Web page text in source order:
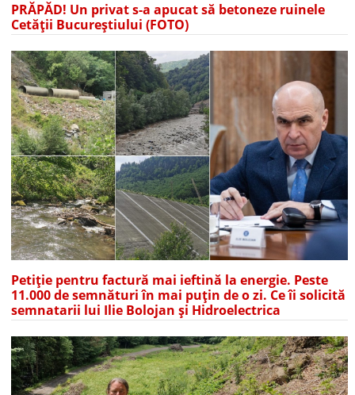
PRĂPĂD! Un privat s-a apucat să betoneze ruinele
Cetății Bucureștiului (FOTO)
Petiție pentru factură mai ieftină la energie. Peste
11.000 de semnături în mai puțin de o zi. Ce îi solicită
semnatarii lui Ilie Bolojan și Hidroelectrica